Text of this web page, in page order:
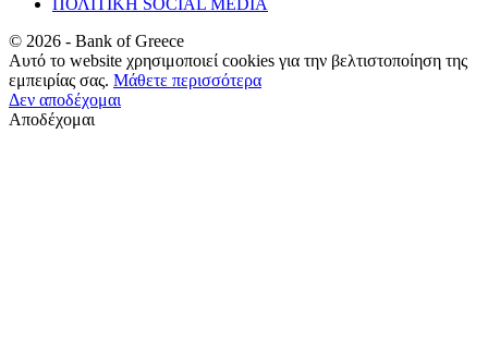
© 2026 - Bank of Greece
Αυτό το website χρησιμοποιεί cookies για την βελτιστοποίηση της
εμπειρίας σας. Μάθετε περισσότερα
Δεν αποδέχομαι
Αποδέχομαι